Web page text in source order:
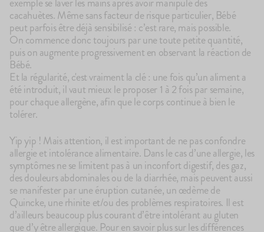
cacahuètes. Même sans facteur de risque particulier, Bébé
peut parfois être déjà sensibilisé : c’est rare, mais possible.
On commence donc toujours par une toute petite quantité,
puis on augmente progressivement en observant la réaction de
Bébé.
Et la régularité, c'est vraiment la clé : une fois qu’un aliment a
été introduit, il vaut mieux le proposer 1 à 2 fois par semaine,
pour chaque allergène, afin que le corps continue à bien le
tolérer.
Yip yip ! Mais attention, il est important de ne pas confondre
allergie et intolérance alimentaire. Dans le cas d’une allergie, les
symptômes ne se limitent pas à un inconfort digestif, des gaz,
des douleurs abdominales ou de la diarrhée, mais peuvent aussi
se manifester par une éruption cutanée, un œdème de
Quincke, une rhinite et/ou des problèmes respiratoires. Il est
d’ailleurs beaucoup plus courant d’être intolérant au gluten
que d’y être allergique. Pour en savoir plus sur les différences